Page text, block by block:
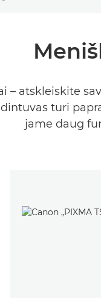
– atskleiskite
turi
jame daug